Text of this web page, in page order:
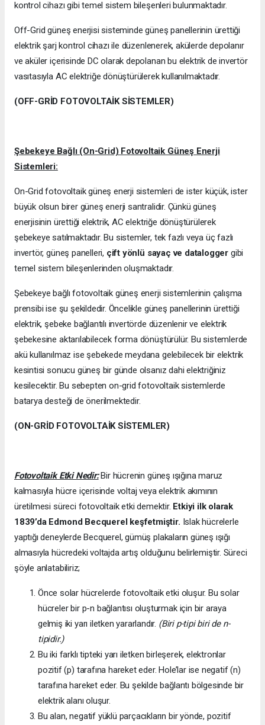
kontrol cihazı gibi temel sistem bileşenleri bulunmaktadır.
Off-Grid güneş enerjisi sisteminde güneş panellerinin ürettiği
elektrik şarj kontrol cihazı ile düzenlenerek, akülerde depolanır
ve aküler içerisinde DC olarak depolanan bu elektrik de invertör
vasıtasıyla AC elektriğe dönüştürülerek kullanılmaktadır.
(OFF-GRİD FOTOVOLTAİK SİSTEMLER)
Şebekeye Bağlı (On-Grid) Fotovoltaik Güneş Enerji
Sistemleri:
On-Grid fotovoltaik güneş enerji sistemleri de ister küçük, ister
büyük olsun birer güneş enerji santralidir. Çünkü güneş
enerjisinin ürettiği elektrik, AC elektriğe dönüştürülerek
şebekeye satılmaktadır. Bu sistemler, tek fazlı veya üç fazlı
invertör, güneş panelleri, çift yönlü sayaç ve datalogger gibi
temel sistem bileşenlerinden oluşmaktadır.
Şebekeye bağlı fotovoltaik güneş enerji sistemlerinin çalışma
prensibi ise şu şekildedir. Öncelikle güneş panellerinin ürettiği
elektrik, şebeke bağlantılı invertörde düzenlenir ve elektrik
şebekesine aktarılabilecek forma dönüştürülür. Bu sistemlerde
akü kullanılmaz ise şebekede meydana gelebilecek bir elektrik
kesintisi sonucu güneş bir günde olsanız dahi elektriğiniz
kesilecektir. Bu sebepten on-grid fotovoltaik sistemlerde
batarya desteği de önerilmektedir.
(ON-GRİD FOTOVOLTAİK SİSTEMLER)
Fotovoltaik Etki Nedir:Bir hücrenin güneş ışığına maruz
kalmasıyla hücre içerisinde voltaj veya elektrik akımının
üretilmesi süreci fotovoltaik etki demektir. Etkiyi ilk olarak
1839’da Edmond Becquerel keşfetmiştir. Islak hücrelerle
yaptığı deneylerde Becquerel, gümüş plakaların güneş ışığı
almasıyla hücredeki voltajda artış olduğunu belirlemiştir. Süreci
şöyle anlatabiliriz;
Önce solar hücrelerde fotovoltaik etki oluşur. Bu solar
hücreler bir p-n bağlantısı oluşturmak için bir araya
gelmiş iki yarı iletken yararlandır. (Biri p-tipi biri de n-
tipidir.)
Bu iki farklı tipteki yarı iletken birleşerek, elektronlar
pozitif (p) tarafına hareket eder. Hole’lar ise negatif (n)
tarafına hareket eder. Bu şekilde bağlantı bölgesinde bir
elektrik alanı oluşur.
Bu alan, negatif yüklü parçacıkların bir yönde, pozitif